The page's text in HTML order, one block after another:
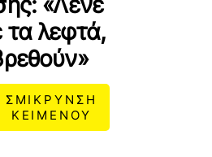
λεφτά,
ΣΜΙΚΡΥΝΣΗ
ΚΕΙΜΕΝΟΥ